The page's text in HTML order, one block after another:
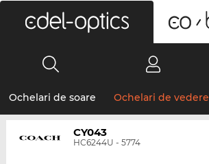
Ochelari de soare Ochelari de vedere
CY043
HC6244U - 5774